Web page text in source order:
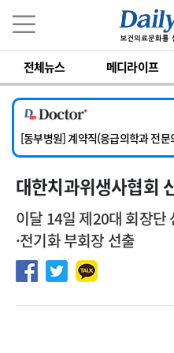
전체뉴스 메디라이프
[서울아산병원] 2026년 하반기 인턴
[영남대학교의료원] 마취통증의학
[충남대학교병원] 소아청소년과(소
[동부병원] 계약직(응급의학과 전문
[이대목동병원] 하반기 전공의(레지
[서울아산병원] 2026년 하반기 인턴
대한치과위생사협회
이달 14일 제20대 회장단
·전기화 부회장 선출